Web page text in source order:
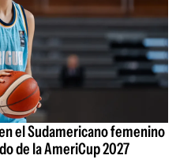
el Sudamericano femenino
de la AmeriCup 2027